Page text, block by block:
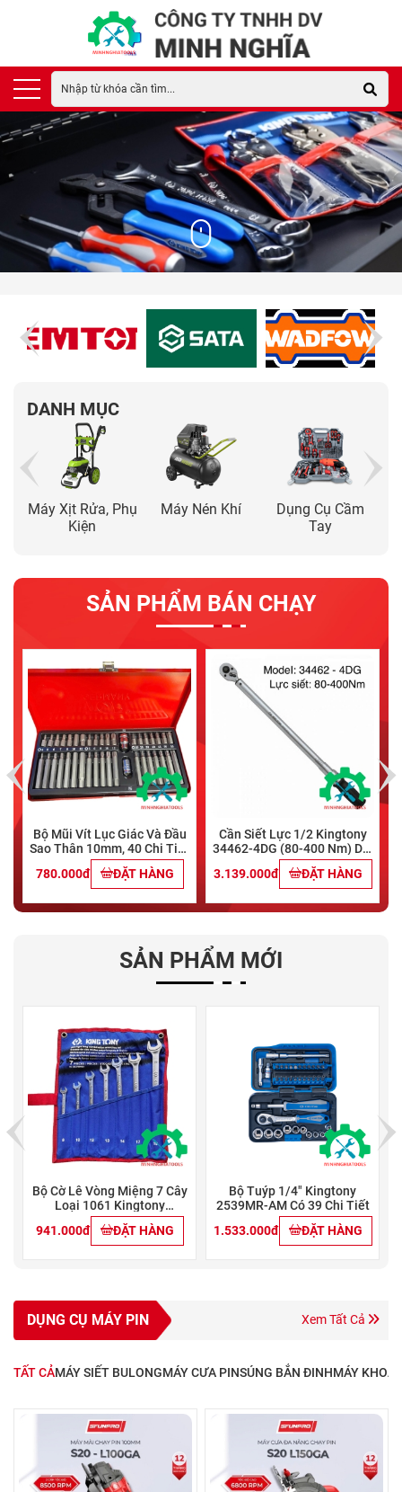
DANH MỤC
Máy Xịt Rửa, Phụ
Kiện
Máy Nén Khí
Dụng Cụ Cầm
Tay
SẢN PHẨM BÁN CHẠY
Bộ Mũi Vít Lục Giác Và Đầu
Sao Thân 10mm, 40 Chi Tiết
TOP TBS-1102
780.000đ ĐẶT HÀNG
Cần Siết Lực 1/2 Kingtony
34462-4DG (80-400 Nm) Dài
613mm
3.139.000đ ĐẶT HÀNG
SẢN PHẨM MỚI
Bộ Cờ Lê Vòng Miệng 7 Cây
Loại 1061 Kingtony
12C7MRN01 (8-19mm)
941.000đ ĐẶT HÀNG
Bộ Tuýp 1/4" Kingtony
2539MR-AM Có 39 Chi Tiết
1.533.000đ
ĐẶT HÀNG
DỤNG CỤ MÁY PIN Xem Tất Cả
TẤT CẢMÁY SIẾT BULONGMÁY CƯA PINSÚNG BẮN ĐINHMÁY